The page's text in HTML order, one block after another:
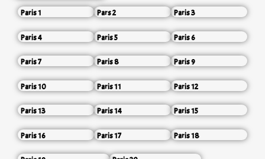
Paris 1
Pars 2 Paris 3
Paris 4 Paris 5 Paris 6
Paris 7 Paris 8 Paris 9
Paris 10 Paris 11 Paris 12
Paris 13 Paris 14 Paris 15
Paris 16 Paris 17 Paris 18